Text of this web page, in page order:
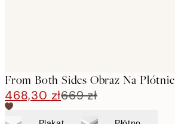
From Both Sides Obraz Na Płótnie
468,30 zł669 zł